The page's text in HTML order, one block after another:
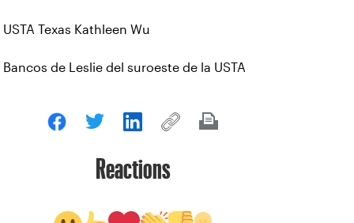
USTA Texas Kathleen Wu
Bancos de Leslie del suroeste de la USTA
Reactions